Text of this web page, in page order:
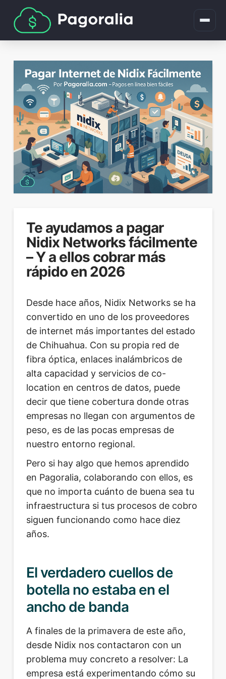
Te ayudamos a pagar
Nidix Networks fácilmente
– Y a ellos cobrar más
rápido en 2026
Desde hace años, Nidix Networks se ha
convertido en uno de los proveedores
de internet más importantes del estado
de Chihuahua. Con su propia red de
fibra óptica, enlaces inalámbricos de
alta capacidad y servicios de co-
location en centros de datos, puede
decir que tiene cobertura donde otras
empresas no llegan con argumentos de
peso, es de las pocas empresas de
nuestro entorno regional.
Pero si hay algo que hemos aprendido
en Pagoralia, colaborando con ellos, es
que no importa cuánto de buena sea tu
infraestructura si tus procesos de cobro
siguen funcionando como hace diez
años.
El verdadero cuellos de
botella no estaba en el
ancho de banda
A finales de la primavera de este año,
desde Nidix nos contactaron con un
problema muy concreto a resolver: La
empresa está experimentando cómo su